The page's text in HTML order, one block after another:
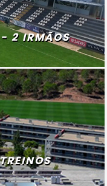
- 2 IRMÃOS